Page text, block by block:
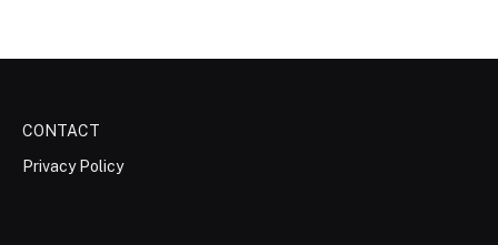
CONTACT
Privacy Policy